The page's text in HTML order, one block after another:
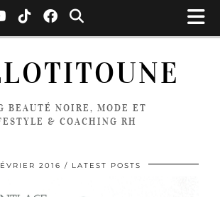
BEAUTÉ NOIRE, MODE ET
& COACHING RH
2016 LATEST POSTS